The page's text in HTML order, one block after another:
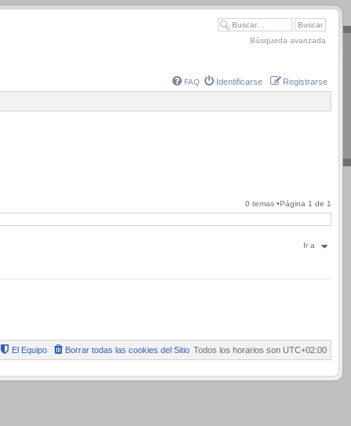
Búsqueda avanzada
FAQ Identificarse Registrarse
0 temas •Página 1 de 1
Ir a
Todos los horarios son UTC+02:00
Borrar todas las cookies del Sitio
El Equipo